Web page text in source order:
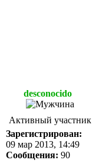
desconocido
Активный участник
Зарегистрирован:
09 мар 2013, 14:49
Сообщения: 90